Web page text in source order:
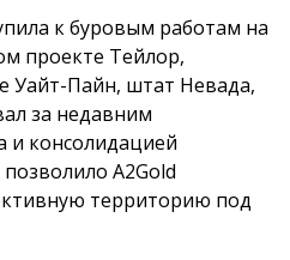
к буровым работам на
проекте Тейлор,
Уайт-Пайн, штат Невада,
за недавним
и консолидацией
A2Gold
территорию под